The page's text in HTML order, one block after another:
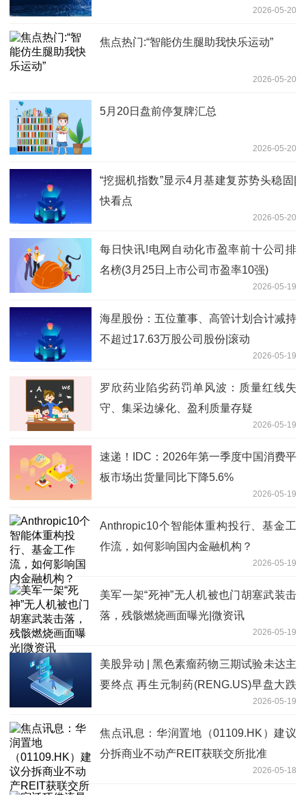
2026-05-20
焦点热门:“智能仿生腿助我快乐运动”
2026-05-20
5月20日盘前停复牌汇总
2026-05-20
“挖掘机指数”显示4月基建复苏势头稳固|
快看点
2026-05-20
每日快讯!电网自动化市盈率前十公司排
名榜(3月25日上市公司市盈率10强)
2026-05-19
海星股份：五位董事、高管计划合计减持
不超过17.63万股公司股份|滚动
2026-05-19
罗欣药业陷劣药罚单风波：质量红线失
守、集采边缘化、盈利质量存疑
2026-05-19
速递！IDC：2026年第一季度中国消费平
板市场出货量同比下降5.6%
2026-05-19
Anthropic10个智能体重构投行、基金工
作流，如何影响国内金融机构？
2026-05-19
美军一架“死神”无人机被也门胡塞武装击
落，残骸燃烧画面曝光|微资讯
2026-05-19
美股异动 | 黑色素瘤药物三期试验未达主
要终点 再生元制药(RENG.US)早盘大跌
2026-05-19
焦点讯息：华润置地（01109.HK）建议
分拆商业不动产REIT获联交所批准
2026-05-18